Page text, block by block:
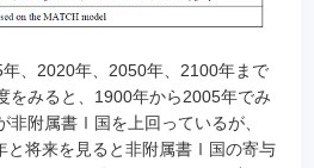
、2020年、2050年、2100年まで
をみると、1900年から2005年でみ
附属書Ⅰ国を上回っているが、
と将来を見ると非附属書Ⅰ国の寄与